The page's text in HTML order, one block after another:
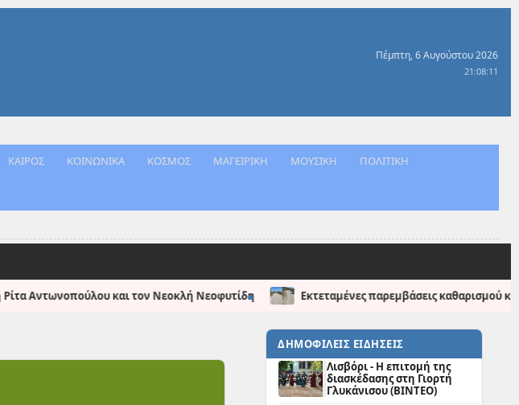
Πέμπτη, 6 Αυγούστου 2026
21:08:12
ΚΑΙΡΟΣ ΚΟΙΝΩΝΙΚΑ ΚΟΣΜΟΣ ΜΑΓΕΙΡΙΚΗ ΜΟΥΣΙΚΗ ΠΟΛΙΤΙΚΗ
Νεοφυτίδη
● Εκτεταμένες παρεμβάσεις καθαρισμού και αποκατάστασης στη Σκάλα
ΔΗΜΟΦΙΛΕΙΣ ΕΙΔΗΣΕΙΣ
Λισβόρι - Η επιτομή της
διασκέδασης στη Γιορτή
Γλυκάνισου (ΒΙΝΤΕΟ)